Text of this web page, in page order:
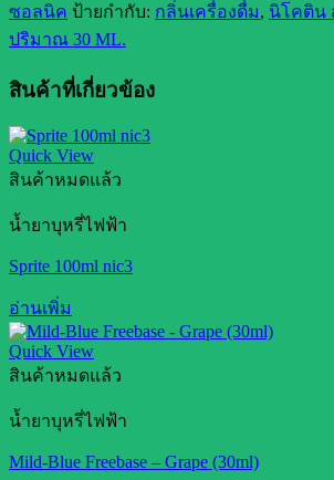
ซอลนิค ป้ายกำกับ: กลิ่นเครื่องดื่ม, นิโคติน
ปริมาณ 30 ML.
สินค้าที่เกี่ยวข้อง
Quick View
สินค้าหมดแล้ว
น้ำยาบุหรี่ไฟฟ้า
Sprite 100ml nic3
อ่านเพิ่ม
Quick View
สินค้าหมดแล้ว
น้ำยาบุหรี่ไฟฟ้า
Mild-Blue Freebase – Grape (30ml)